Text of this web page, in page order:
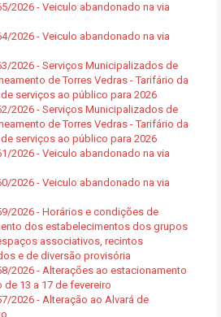
2026 - Veiculo abandonado na via
2026 - Veiculo abandonado na via
2026 - Serviços Municipalizados de
de Torres Vedras - Tarifário da
serviços ao público para 2026
2026 - Serviços Municipalizados de
de Torres Vedras - Tarifário da
serviços ao público para 2026
2026 - Veiculo abandonado na via
2026 - Veiculo abandonado na via
2026 - Horários e condições de
dos estabelecimentos dos grupos
associativos, recintos
e de diversão provisória
2026 - Alterações ao estacionamento
13 a 17 de fevereiro
2026 - Alteração ao Alvará de